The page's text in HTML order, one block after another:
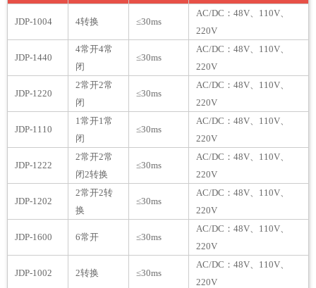
JDP-1004 4转换 ≤30ms
AC/DC：48V、110V、
220V
JDP-1440
4常开4常
闭
≤30ms
AC/DC：48V、110V、
220V
JDP-1220
2常开2常
闭
≤30ms
AC/DC：48V、110V、
220V
JDP-1110
1常开1常
闭
≤30ms
AC/DC：48V、110V、
220V
JDP-1222
2常开2常
闭2转换
≤30ms
AC/DC：48V、110V、
220V
JDP-1202
2常开2转
换
≤30ms
AC/DC：48V、110V、
220V
JDP-1600 6常开 ≤30ms
AC/DC：48V、110V、
220V
JDP-1002 2转换 ≤30ms
AC/DC：48V、110V、
220V